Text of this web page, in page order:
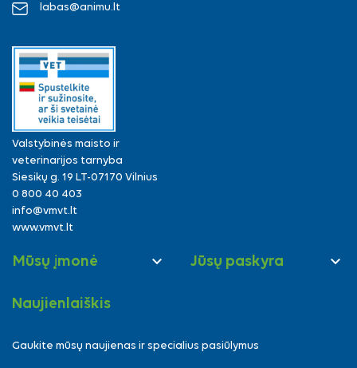
labas@animu.lt
Valstybinės maisto ir
veterinarijos tarnyba
Siesikų g. 19 LT-07170 Vilnius
0 800 40 403
info@vmvt.lt
www.vmvt.lt
Mūsų įmonė  Jūsų paskyra 
Naujienlaiškis
Gaukite mūsų naujienas ir specialius pasiūlymus